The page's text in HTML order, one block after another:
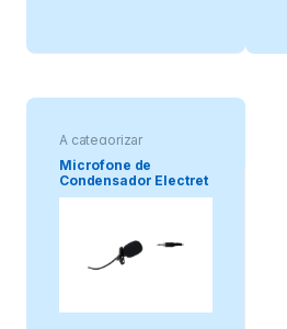
A categorizar
Microfone de
Condensador Electret
Omnidirecional .